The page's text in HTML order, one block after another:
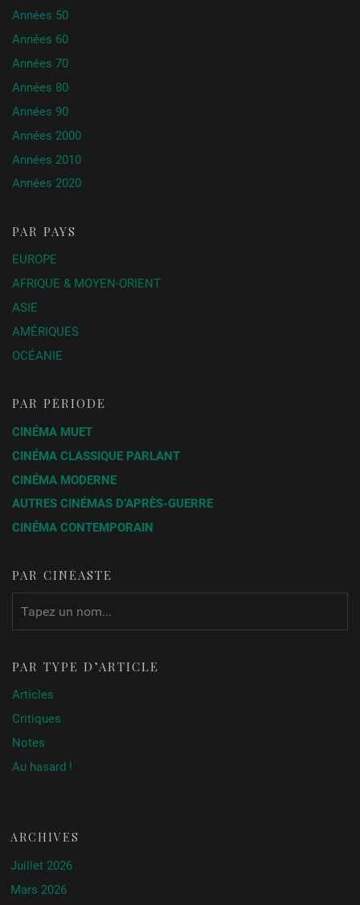
Années 50
Années 60
Années 70
Années 80
Années 90
Années 2000
Années 2010
Années 2020
PAR PAYS
EUROPE
AFRIQUE & MOYEN-ORIENT
ASIE
AMÉRIQUES
OCÉANIE
PAR PÉRIODE
CINÉMA MUET
CINÉMA CLASSIQUE PARLANT
CINÉMA MODERNE
AUTRES CINÉMAS D’APRÈS-GUERRE
CINÉMA CONTEMPORAIN
PAR CINÉASTE
PAR TYPE D’ARTICLE
Articles
Critiques
Notes
Au hasard !
ARCHIVES
Juillet 2026
Mars 2026